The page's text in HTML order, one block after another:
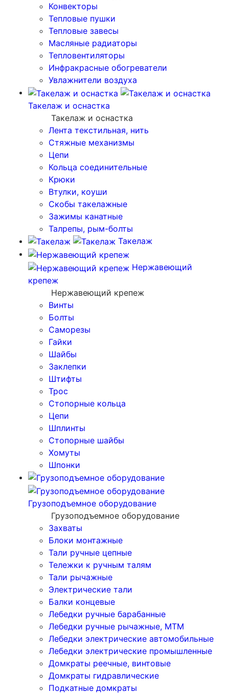
Конвекторы
Тепловые пушки
Тепловые завесы
Масляные радиаторы
Тепловентиляторы
Инфракрасные обогреватели
Увлажнители воздуха
Такелаж и оснастка
Такелаж и оснастка
Лента текстильная, нить
Стяжные механизмы
Цепи
Кольца соединительные
Крюки
Втулки, коуши
Скобы такелажные
Зажимы канатные
Талрепы, рым-болты
Такелаж
Нержавеющий
крепеж
Нержавеющий крепеж
Винты
Болты
Саморезы
Гайки
Шайбы
Заклепки
Штифты
Трос
Стопорные кольца
Цепи
Шплинты
Стопорные шайбы
Хомуты
Шпонки
Грузоподъемное оборудование
Грузоподъемное оборудование
Захваты
Блоки монтажные
Тали ручные цепные
Тележки к ручным талям
Тали рычажные
Электрические тали
Балки концевые
Лебедки ручные барабанные
Лебедки ручные рычажные, МТМ
Лебедки электрические автомобильные
Лебедки электрические промышленные
Домкраты реечные, винтовые
Домкраты гидравлические
Подкатные домкраты